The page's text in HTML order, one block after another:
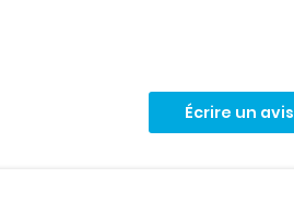
Écrire un avis